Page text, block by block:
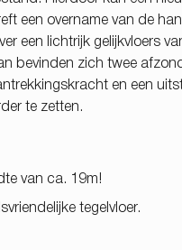
een overname van de
een lichtrijk gelijkvloers
bevinden zich twee
en een
te zetten.
van ca. 19m!
tegelvloer.